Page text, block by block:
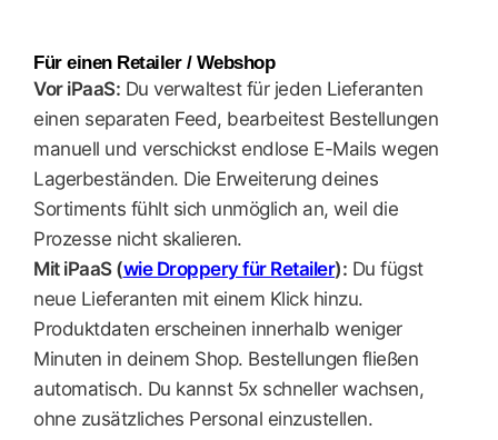
Für einen Retailer / Webshop
Vor iPaaS: Du verwaltest für jeden Lieferanten
einen separaten Feed, bearbeitest Bestellungen
manuell und verschickst endlose E-Mails wegen
Lagerbeständen. Die Erweiterung deines
Sortiments fühlt sich unmöglich an, weil die
Prozesse nicht skalieren.
Mit iPaaS (wie Droppery für Retailer): Du fügst
neue Lieferanten mit einem Klick hinzu.
Produktdaten erscheinen innerhalb weniger
Minuten in deinem Shop. Bestellungen fließen
automatisch. Du kannst 5x schneller wachsen,
ohne zusätzliches Personal einzustellen.